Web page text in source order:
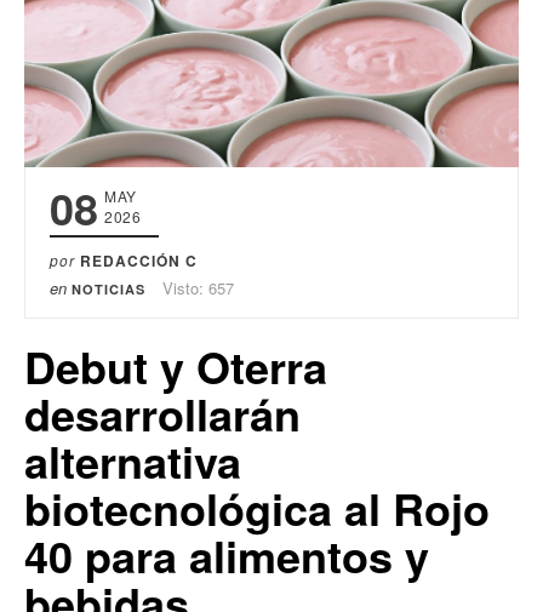
08 MAY
2026
por REDACCIÓN C
en NOTICIAS Visto: 657
Debut y Oterra
desarrollarán
alternativa
biotecnológica al Rojo
40 para alimentos y